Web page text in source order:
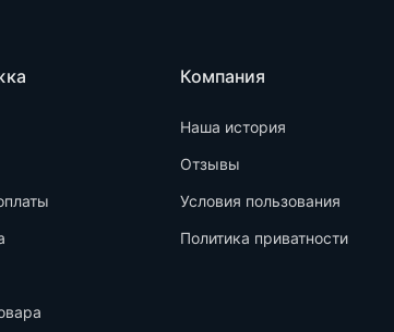
Компания
Наша история
Отзывы
Условия пользования
Политика приватности